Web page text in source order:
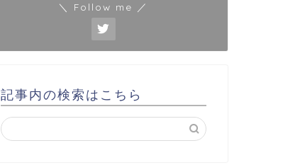
＼ Follow me ／
記事内の検索はこちら